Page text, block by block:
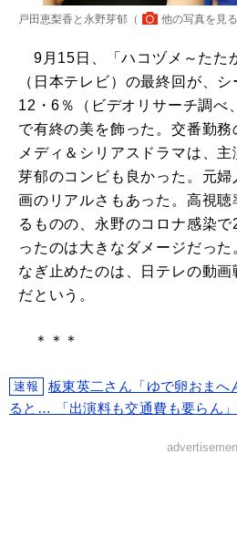
戸田恵梨香と永野芽郁（ 他の写真を見る
9月15日、「ハコヅメ～たた
（日本テレビ）の最終回が、
12・6％（ビデオリサーチ調べ
で有終の美を飾った。交番勤務
メディ＆シリアスドラマは、
芽郁のコンビも良かった。元
画のリアルさもあった。高視
るものの、永野のコロナ感染
ったのは大きなダメージだっ
なぎ止めたのは、日テレの動
だという。
＊＊＊
速報
板東英二さん「ゆで卵おまへ
ると… 「出演料も交通費も要らん